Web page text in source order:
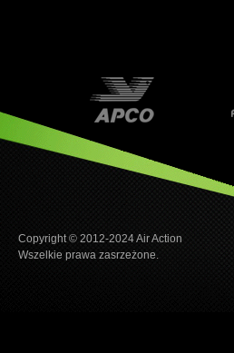
Copyright © 2012-2024 Air Action
Wszelkie prawa zasrzeżone.